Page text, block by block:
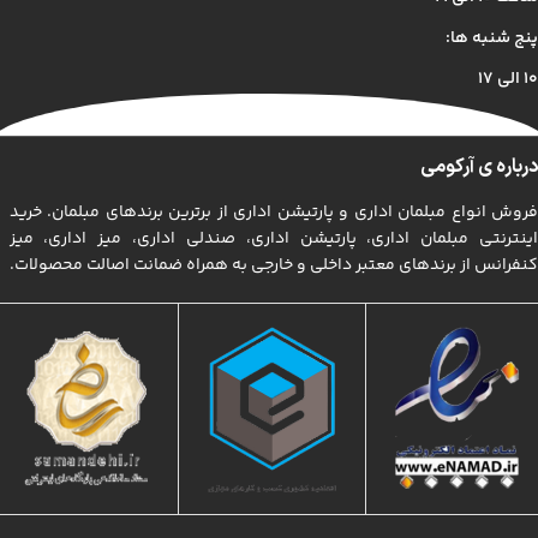
پنج شنبه ها:
۱۰ الی ۱۷
درباره ی آرکومی
فروش انواع مبلمان اداری و پارتیشن اداری از برترین برندهای مبلمان. خرید
اینترنتی مبلمان اداری، پارتیشن اداری، صندلی اداری، میز اداری، میز
کنفرانس از برندهای معتبر داخلی و خارجی به همراه ضمانت اصالت محصولات.